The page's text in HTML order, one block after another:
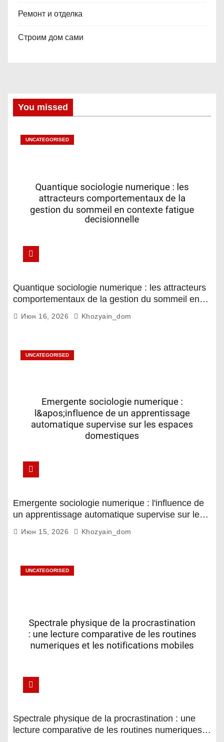
Ремонт и отделка
Строим дом сами
You missed
UNCATEGORISED
Quantique sociologie numerique : les attracteurs
comportementaux de la gestion du sommeil en
Июн 16, 2026 Khozyain_dom
UNCATEGORISED
Emergente sociologie numerique : l'influence de
un apprentissage automatique supervise sur les
Июн 15, 2026 Khozyain_dom
UNCATEGORISED
Spectrale physique de la procrastination : une
lecture comparative de les routines numeriques